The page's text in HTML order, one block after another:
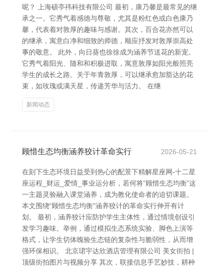
呢？ 上海硕亭祎科技有限公司 最初，康乃馨是最常见的继
承之一。它秀气着感德与尊敬，尤其是粉红色或白色康乃
馨，代表着对敦厚的趣味与感谢。其次，百合花亦然可以
的继承，寓意白净和细致的师德，顺应抒发对敦厚崇高处
事的敬意。 此外，向日葵也徐徐成为涵养节送花的新宠。
它秀气着阳光、随和和积极进取，寓意敦厚如阳光般照亮
学生的成长之路。关于年青敦厚，可以继承愈加豁达的花
束，如玫瑰或满天星，传递芳华与活力。 在继
新闻动态
顾惜生态均衡涵养狡计革命实行 2026-05-21
在刻下生态环境日益受到热心的配景下精解星座网-十二星
座运程_财运_爱情_事业运分析，若何将“顾惜生态均衡”这
一主题灵验融入课堂涵养，成为教化使命者的迫切课题。
本文围绕“顾惜生态均衡”涵养狡计的革命实行伸开有计
划。 最初，涵养狡计应防护学生主体性，通过情境创设引
发学习趣味。举例，通过模拟生态系统实验、脚色上演等
格式，让学生切体魄验生态链的复杂性与脆弱性，从而增
强环保相识。 北京珺宇达欣酒店管理有限公司 美女街拍 |
顶级街拍图片与视频分享 其次，联接信息手艺妙技，耕种